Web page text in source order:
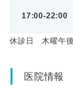
17:00-22:00
休診日 木曜午後
医院情報